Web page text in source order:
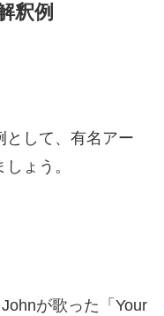
釈例
として、有名アー
ょう。
が歌った「Your